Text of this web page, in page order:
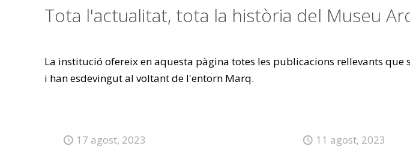
Tota l'actualitat, tota la història del Museu
La institució ofereix en aquesta pàgina totes les publicacions rellevants que
i han esdevingut al voltant de l'entorn Marq.
17 agost, 2023 11 agost, 2023